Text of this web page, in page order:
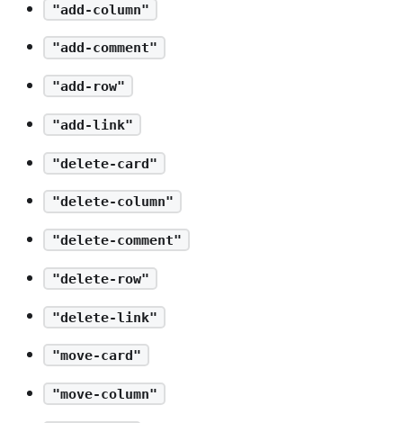
"add-column"
"add-comment"
"add-row"
"add-link"
"delete-card"
"delete-column"
"delete-comment"
"delete-row"
"delete-link"
"move-card"
"move-column"